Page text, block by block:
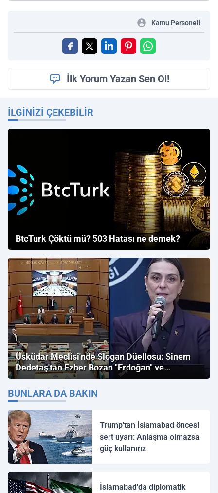
Kamu Personeli
İlk Yorum Yazan Sen Ol!
İLGINIZI ÇEKEBILIR
BtcTurk Çöktü mü? 503 Hatası ne demek?
Üsküdar Meclisi'nde Slogan Düellosu: Sinem
Dedetaş'tan Ezber Bozan "Erdoğan" ve
"İmamoğlu" Çıkışı!
BUNLARA DA BAKIN
Trump'tan İslamabad öncesi
sert uyarı: Anlaşma olmazsa
güç kullanırız
İslamabad'da diplomatik